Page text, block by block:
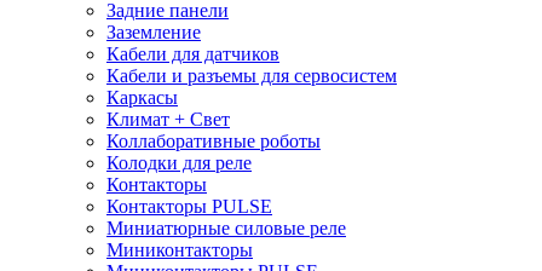
Задние панели
Заземление
Кабели для датчиков
Кабели и разъемы для сервосистем
Каркасы
Климат + Свет
Коллаборативные роботы
Колодки для реле
Контакторы
Контакторы PULSE
Миниатюрные силовые реле
Миниконтакторы